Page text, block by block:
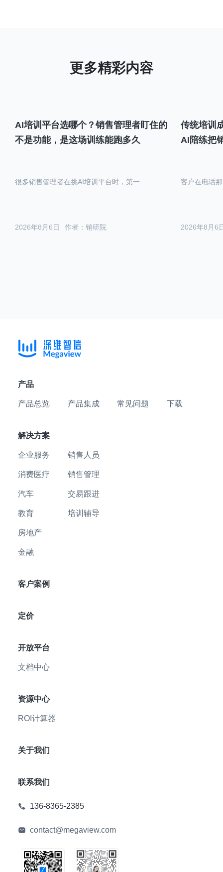
AI培训平台选哪个？销售管理者盯住的
不是功能，是这场训练能跑多久
作者：销研院
2026年8月6日
很多销售管理者在挑AI培训平台时，第一
传统培训
AI陪练把
2026年8月6
客户在电话
产品
产品总览 产品集成 常见问题 下载
解决方案
企业服务
消费医疗
汽车
教育
房地产
金融
销售人员
销售管理
交易跟进
培训辅导
客户案例
定价
开放平台
文档中心
资源中心
ROI计算器
关于我们
联系我们
136-8365-2385
contact@megaview.com